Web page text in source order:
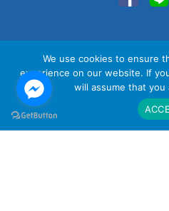
Sales Team :
Email :
นโยบายท
We use cookies to ensure
experience on our website. If
will assume that